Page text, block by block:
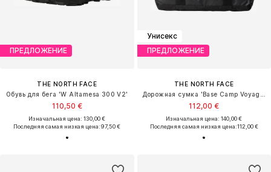
ПРЕДЛОЖЕНИЕ
THE NORTH FACE
Обувь для бега 'W Altamesa 300 V2'
110,50 €
Изначальная цена: 130,00 €
Последняя самая низкая цена:97,50 €
Унисекс
ПРЕДЛОЖЕНИЕ
THE NORTH FACE
112,00 €
Изначальная цена: 140,00 €
Последняя самая низкая цена:112,00 €